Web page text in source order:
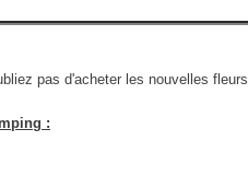
pas d'acheter les nouvelles fleurs
: